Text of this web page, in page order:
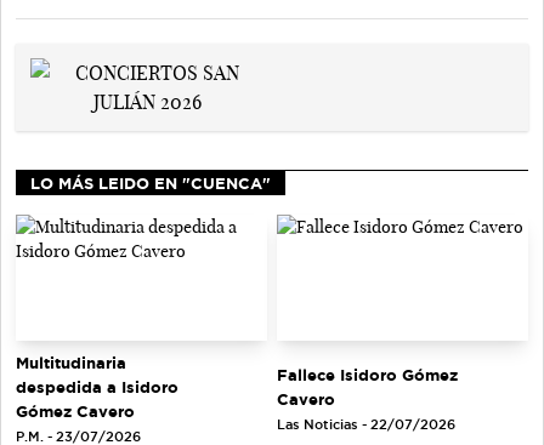
LO MÁS LEIDO EN "CUENCA"
Multitudinaria
despedida a Isidoro
Gómez Cavero
P.M. - 23/07/2026
Fallece Isidoro Gómez
Cavero
Las Noticias - 22/07/2026